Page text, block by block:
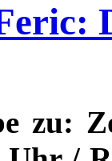
zu: